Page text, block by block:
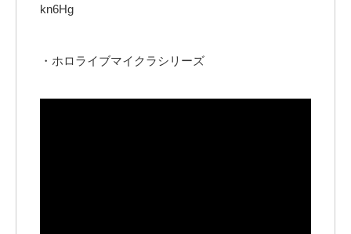
kn6Hg
・ホロライブマイクラシリーズ